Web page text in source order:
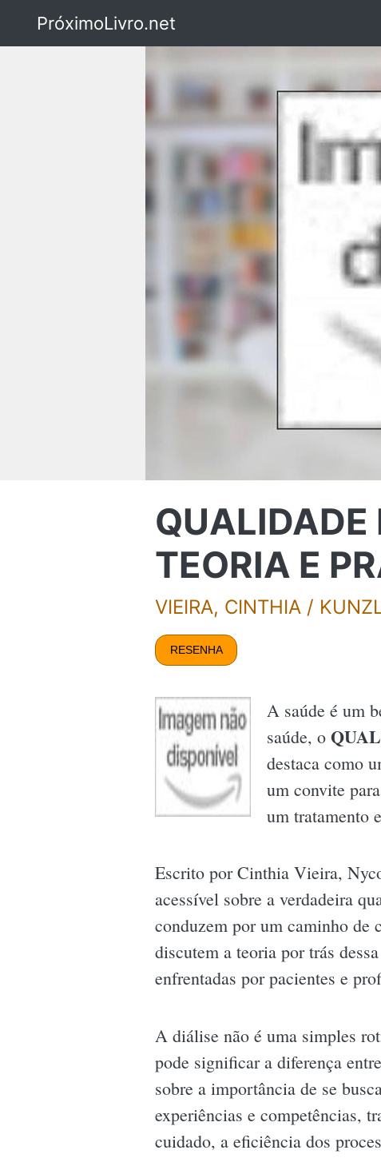
PróximoLivro.net
QUALIDADE
TEORIA E
VIEIRA, CINTHIA /
RESENHA
A saúde é um
saúde, o
destaca como
um convite
um tratamento
Escrito por Cinthia Vieira,
acessível sobre a verdadeira
conduzem por um caminho de
discutem a teoria por trás
enfrentadas por pacientes e
A diálise não é uma simples
pode significar a diferença
sobre a importância de se
experiências e competências,
cuidado, a eficiência dos